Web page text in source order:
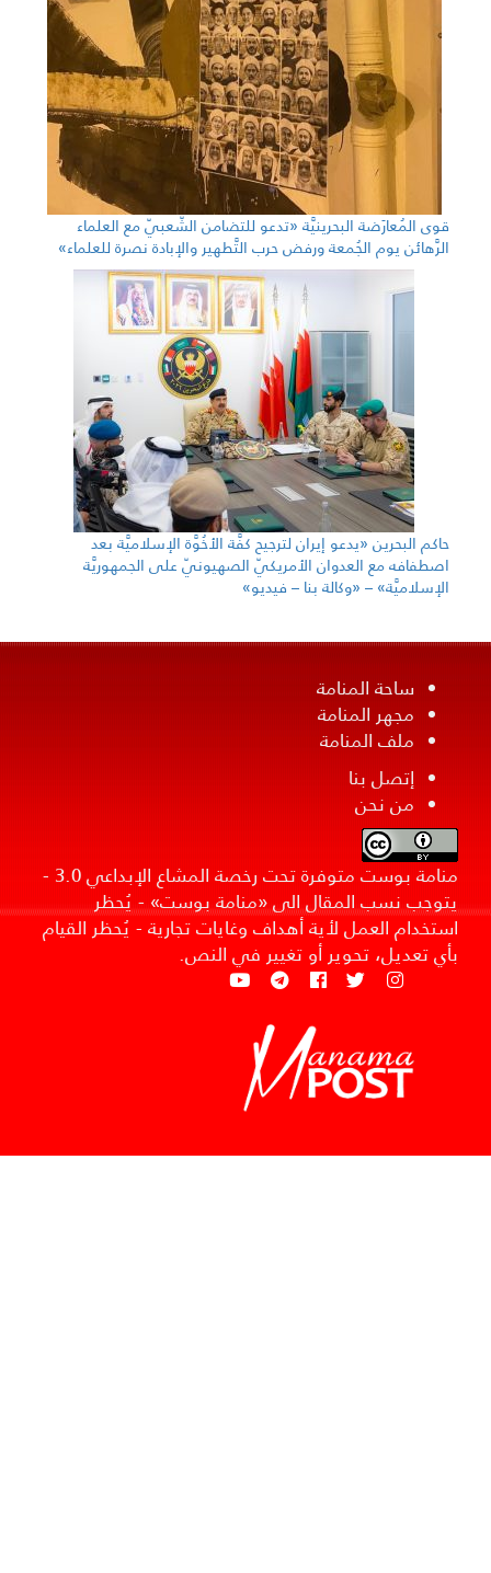
قوى المُعارَضة البحرينيَّة «تدعو للتضامن الشّعبيّ مع العلماء
الرَّهائن يوم الجُمعة ورفض حرب التَّطهير والإبادة نصرة للعلماء»
حاكم البحرين «يدعو إيران لترجيح كفَّة الأخُوَّة الإسلاميَّة بعد
اصطفافه مع العدوان الأمريكيّ الصهيونيّ على الجمهوريَّة
الإسلاميَّة» – «وكالة بنا – فيديو»
ساحة المنامة
مجهر المنامة
ملف المنامة
إتصل بنا
من نحن
منامة بوست متوفرة تحت رخصة المشاع الإبداعي 3.0 -
يتوجب نسب المقال الى «منامة بوست» - يُحظر
استخدام العمل لأية أهداف وغايات تجارية - يُحظر القيام
بأي تعديل، تحوير أو تغيير في النص.